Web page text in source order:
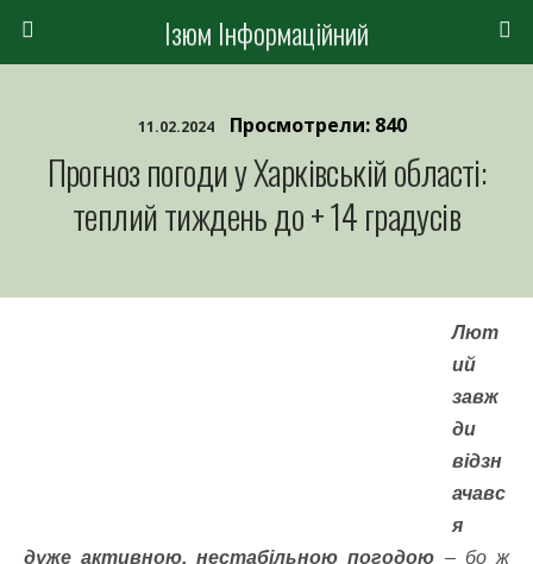
Ізюм Інформаційний
11.02.2024 Просмотрели: 840
Прогноз погоди у Харківській області:
теплий тиждень до + 14 градусів
Лют
ий
завж
ди
відзн
ачавс
я
дуже активною, нестабільною погодою – бо ж